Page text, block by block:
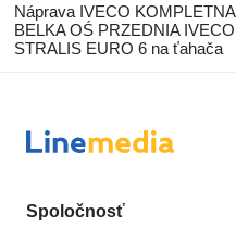
Náprava IVECO KOMPLETNA
BELKA OŚ PRZEDNIA IVECO
STRALIS EURO 6 na ťahača
Spoločnosť